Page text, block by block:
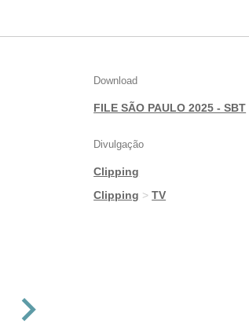
Download
FILE SÃO PAULO 2025 - SBT
Divulgação
Clipping
|Clipping >TV